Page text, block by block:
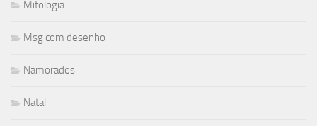
Mitologia
Msg com desenho
Namorados
Natal